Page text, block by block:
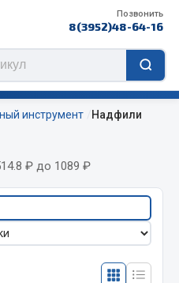
Позвонить
8(3952)48-64-16
BOHU
инструмент Надфили
₽ до 1089 ₽